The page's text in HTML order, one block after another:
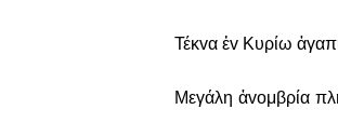
Τέκvα ἐv Κυρίω
Μεγάλη ἀvoμβρία